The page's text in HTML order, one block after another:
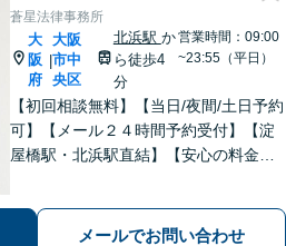
蒼星法律事務所
大
阪
府
|
大阪
市中
央区
北浜駅 か
ら徒歩4
分
営業時間：09:00
~23:55（平日）
【初回相談無料】【当日/夜間/土日予約
可】【メール２４時間予約受付】【淀
屋橋駅・北浜駅直結】【安心の料金体
メールでお問い合わせ